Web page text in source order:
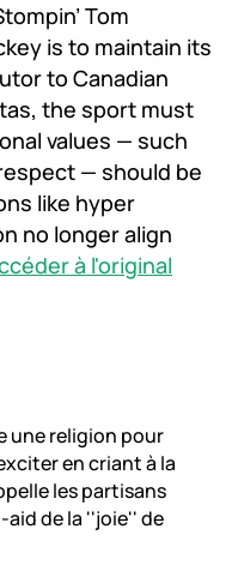
Tom
is to maintain its
to Canadian
the sport must
values — such
— should be
like hyper
no longer align
à l'original
une religion pour
en criant à la
les partisans
de la ''joie'' de